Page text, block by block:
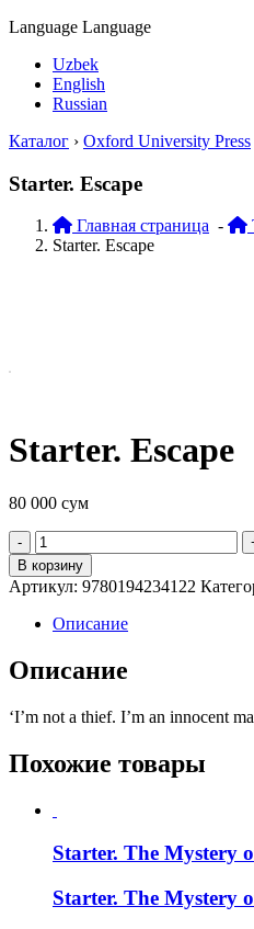
Language Language
Uzbek
English
Russian
Каталог › Oxford University Press
Starter. Escape
Главная страница -
Starter. Escape
Starter. Escape
80 000 сум
Quantity
В корзину
Артикул: 9780194234122
Описание
Описание
‘I’m not a thief. I’m an innocent
Похожие товары
Starter. The Mystery
Starter. The Mystery